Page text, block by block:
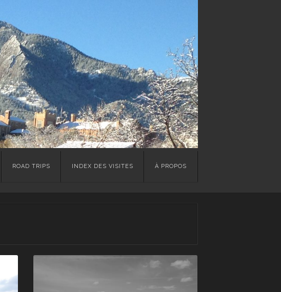
ROAD TRIPS INDEX DES VISITES À PROPOS